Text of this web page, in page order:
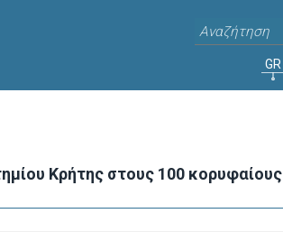
GR
Κρήτης στους 100 κορυφαίους